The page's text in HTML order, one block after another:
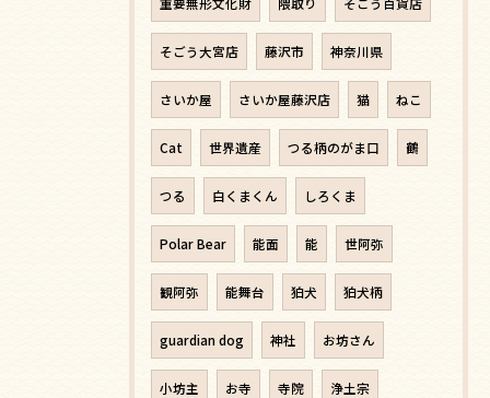
そごう大宮店 藤沢市 神奈川県
さいか屋 さいか屋藤沢店 猫 ねこ
Cat 世界遺産 つる柄のがま口 鶴
つる 白くまくん しろくま
Polar Bear 能面 能 世阿弥
観阿弥 能舞台 狛犬 狛犬柄
guardian dog 神社 お坊さん
小坊主 お寺 寺院 浄土宗